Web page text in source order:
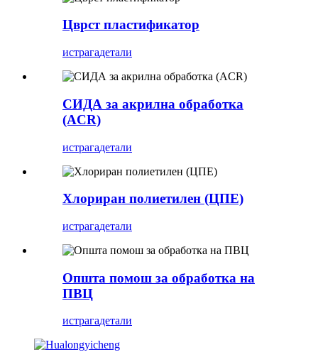
Цврст пластификатор
истрагадетали
СИДА за акрилна обработка
(ACR)
истрагадетали
Хлориран полиетилен (ЦПЕ)
истрагадетали
Општа помош за обработка на
ПВЦ
истрагадетали